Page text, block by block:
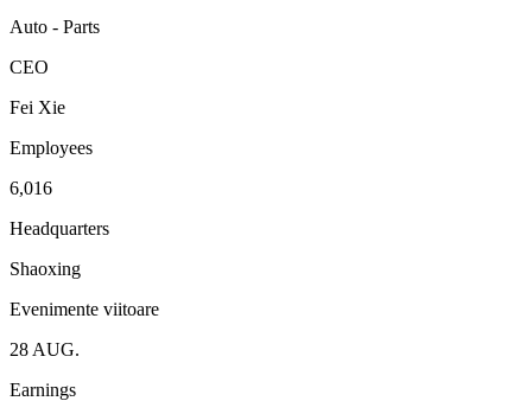
Auto - Parts
CEO
Fei Xie
Employees
6,016
Headquarters
Shaoxing
Evenimente viitoare
28 AUG.
Earnings